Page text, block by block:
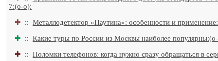
7:(o-o):
✚ :: Металлодетектор «Паутина»: особенности и
✚ :: Какие туры по России из Москвы наиболее
✚ :: Поломки телефонов: когда нужно сразу обращаться в